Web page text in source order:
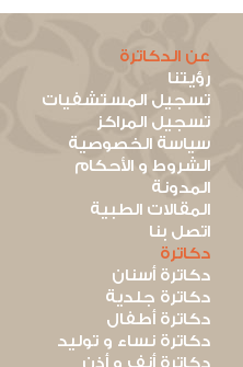
عن الدكاترة
رؤيتنا
تسجيل المستشفيات
تسجيل المراكز
سياسة الخصوصية
الشروط و الأحكام
المدونة
المقالات الطبية
اتصل بنا
دكاترة
دكاترة أسنان
دكاترة جلدية
دكاترة أطفال
دكاترة نساء و توليد
دكاترة أنف و أذن